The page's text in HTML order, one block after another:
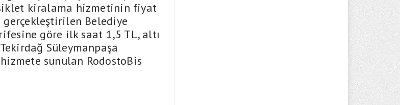
kiralama hizmetinin fiyat
gerçekleştirilen Belediye
göre ilk saat 1,5 TL, altı
Süleymanpaşa
sunulan RodostoBis